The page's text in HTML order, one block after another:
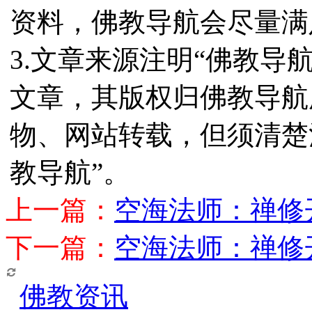
资料，佛教导航会尽量
3.文章来源注明“佛教导
文章，其版权归佛教导
物、网站转载，但须清
教导航”。
上一篇： 空海法师：禅
下一篇： 空海法师：禅
佛教资讯